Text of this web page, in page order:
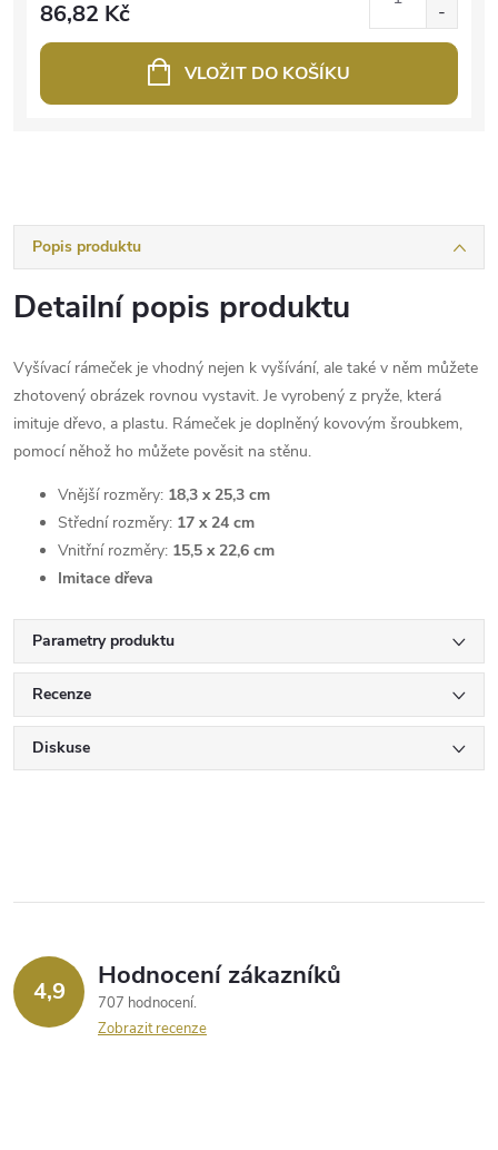
86,82 Kč
VLOŽIT DO KOŠÍKU
Popis produktu
Detailní popis produktu
Vyšívací rámeček je vhodný nejen k vyšívání, ale také v něm můžete
zhotovený obrázek rovnou vystavit. Je vyrobený z pryže, která
imituje dřevo, a plastu. Rámeček je doplněný kovovým šroubkem,
pomocí něhož ho můžete pověsit na stěnu.
Vnější rozměry: 18,3 x 25,3 cm
Střední rozměry: 17 x 24 cm
Vnitřní rozměry: 15,5 x 22,6 cm
Imitace dřeva
Parametry produktu
Recenze
Diskuse
4,9 Hodnocení zákazníků
707 hodnocení
Zobrazit recenze